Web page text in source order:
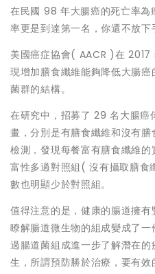
在民國 98 年大腸癌的死亡率為
率更是到達第一名，你還不放下
美國癌症協會( AACR )在 2017
現增加膳食纖維能夠降低大腸
菌群的結構。
在研究中，招募了 29 名大腸癌
畫，分別是有膳食纖維和沒有
檢測，發現每餐富有膳食纖維
富性多過對照組( 沒有攝取膳
數也明顯少於對照組。
值得注意的是，健康的腸道擁
瞭解腸道微生物的組成變成了
過腸道菌組成進一步了解潛在
生，所謂預防勝於治療，要有